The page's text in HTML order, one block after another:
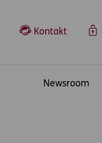
Kontakt
Newsroom